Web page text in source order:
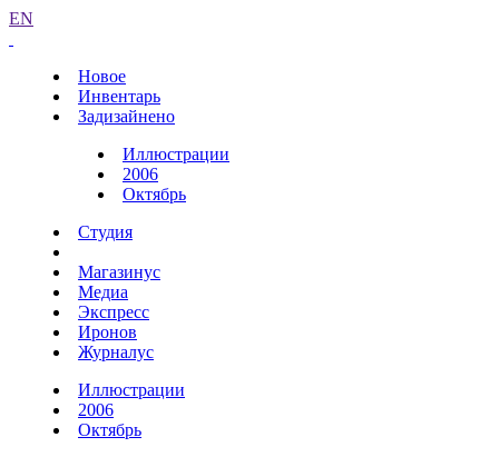
EN
Новое
Инвентарь
Задизайнено
Иллюстрации
2006
Октябрь
Студия
Магазинус
Медиа
Экспресс
Иронов
Журналус
Иллюстрации
2006
Октябрь